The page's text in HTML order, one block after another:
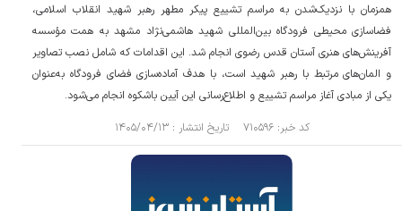
همزمان با نزدیک‌شدن به مراسم تشییع پیکر مطهر رهبر شهید انقلاب اسلامی،
فضاسازی محیطی فرودگاه بین‌المللی شهید هاشمی‌نژاد مشهد به همت مؤسسه
آفرینش‌های هنری آستان قدس رضوی انجام شد. این اقدامات که شامل نصب تصاویر
و المان‌های مرتبط با رهبر شهید است، با هدف آماده‌سازی فضای فرودگاه به‌عنوان
یکی از مبادی آغاز مراسم تشییع و اطلاع‌رسانی این آیین باشکوه انجام می‌شود.
کد خبر: ۷۱۰۵۹۶ تاریخ انتشار : ۱۴۰۵/۰۴/۱۳